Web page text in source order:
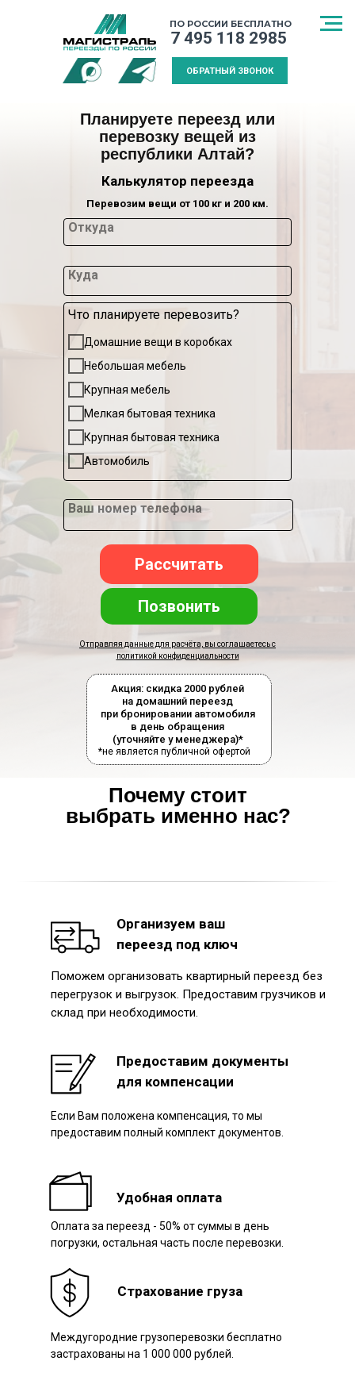
ТРАНСПОРТИРОВКИ
ПЕРЕЕЗД
ПО РОССИИ БЕСПЛАТНО
7 495 118 2985
ОБРАТНЫЙ ЗВОНОК
Планируете переезд или
перевозку вещей из
республики Алтай?
Калькулятор переезда
Откуда
Куда
Что планируете перевозить?
Домашние вещи в коробках
Небольшая мебель
Крупная мебель
Мелкая бытовая техника
Крупная бытовая техника
Автомобиль
Ваш номер телефона
Рассчитать
Отправляя данные для расчёта, вы соглашаетесь с
политикой конфиденциальности
Акция: скидка 2000 рублей
на домашний переезд
при бронировании автомобиля
в день обращения
(уточняйте у менеджера)*
*не является публичной офертой
Позвонить
Перевозим вещи от 100 кг и 200 км.
Почему стоит
выбрать именно нас?
Организуем ваш
переезд под ключ
Предоставим документы
для компенсации
Страхование груза
Удобная оплата
Поможем организовать квартирный переезд без
перегрузок и выгрузок. Предоставим грузчиков и
склад при необходимости.
Если Вам положена компенсация, то мы
предоставим полный комплект документов.
Междугородние грузоперевозки бесплатно
застрахованы на 1 000 000 рублей.
Оплата за переезд - 50% от суммы в день
погрузки, остальная часть после перевозки.
Наш